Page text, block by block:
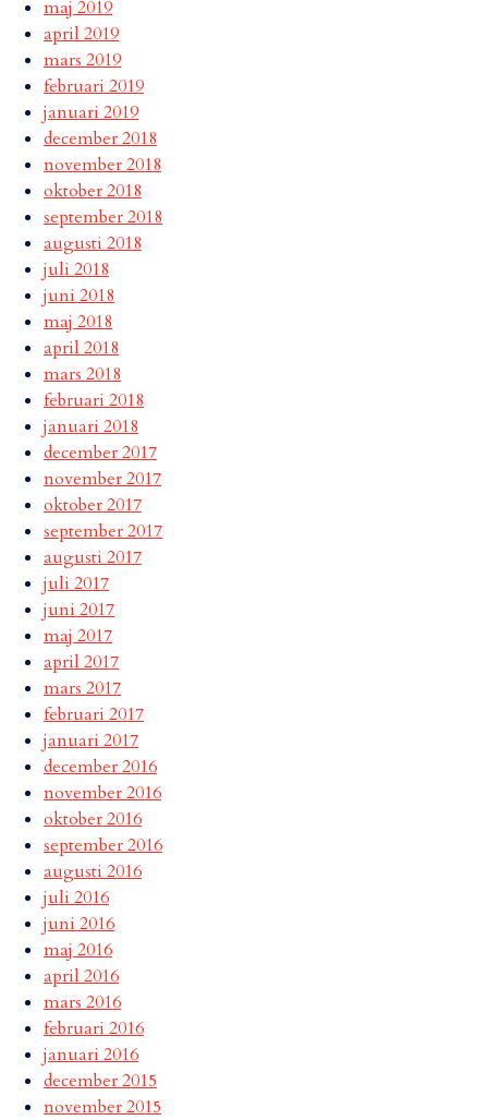
maj 2019
april 2019
mars 2019
februari 2019
januari 2019
december 2018
november 2018
oktober 2018
september 2018
augusti 2018
juli 2018
juni 2018
maj 2018
april 2018
mars 2018
februari 2018
januari 2018
december 2017
november 2017
oktober 2017
september 2017
augusti 2017
juli 2017
juni 2017
maj 2017
april 2017
mars 2017
februari 2017
januari 2017
december 2016
november 2016
oktober 2016
september 2016
augusti 2016
juli 2016
juni 2016
maj 2016
april 2016
mars 2016
februari 2016
januari 2016
december 2015
november 2015